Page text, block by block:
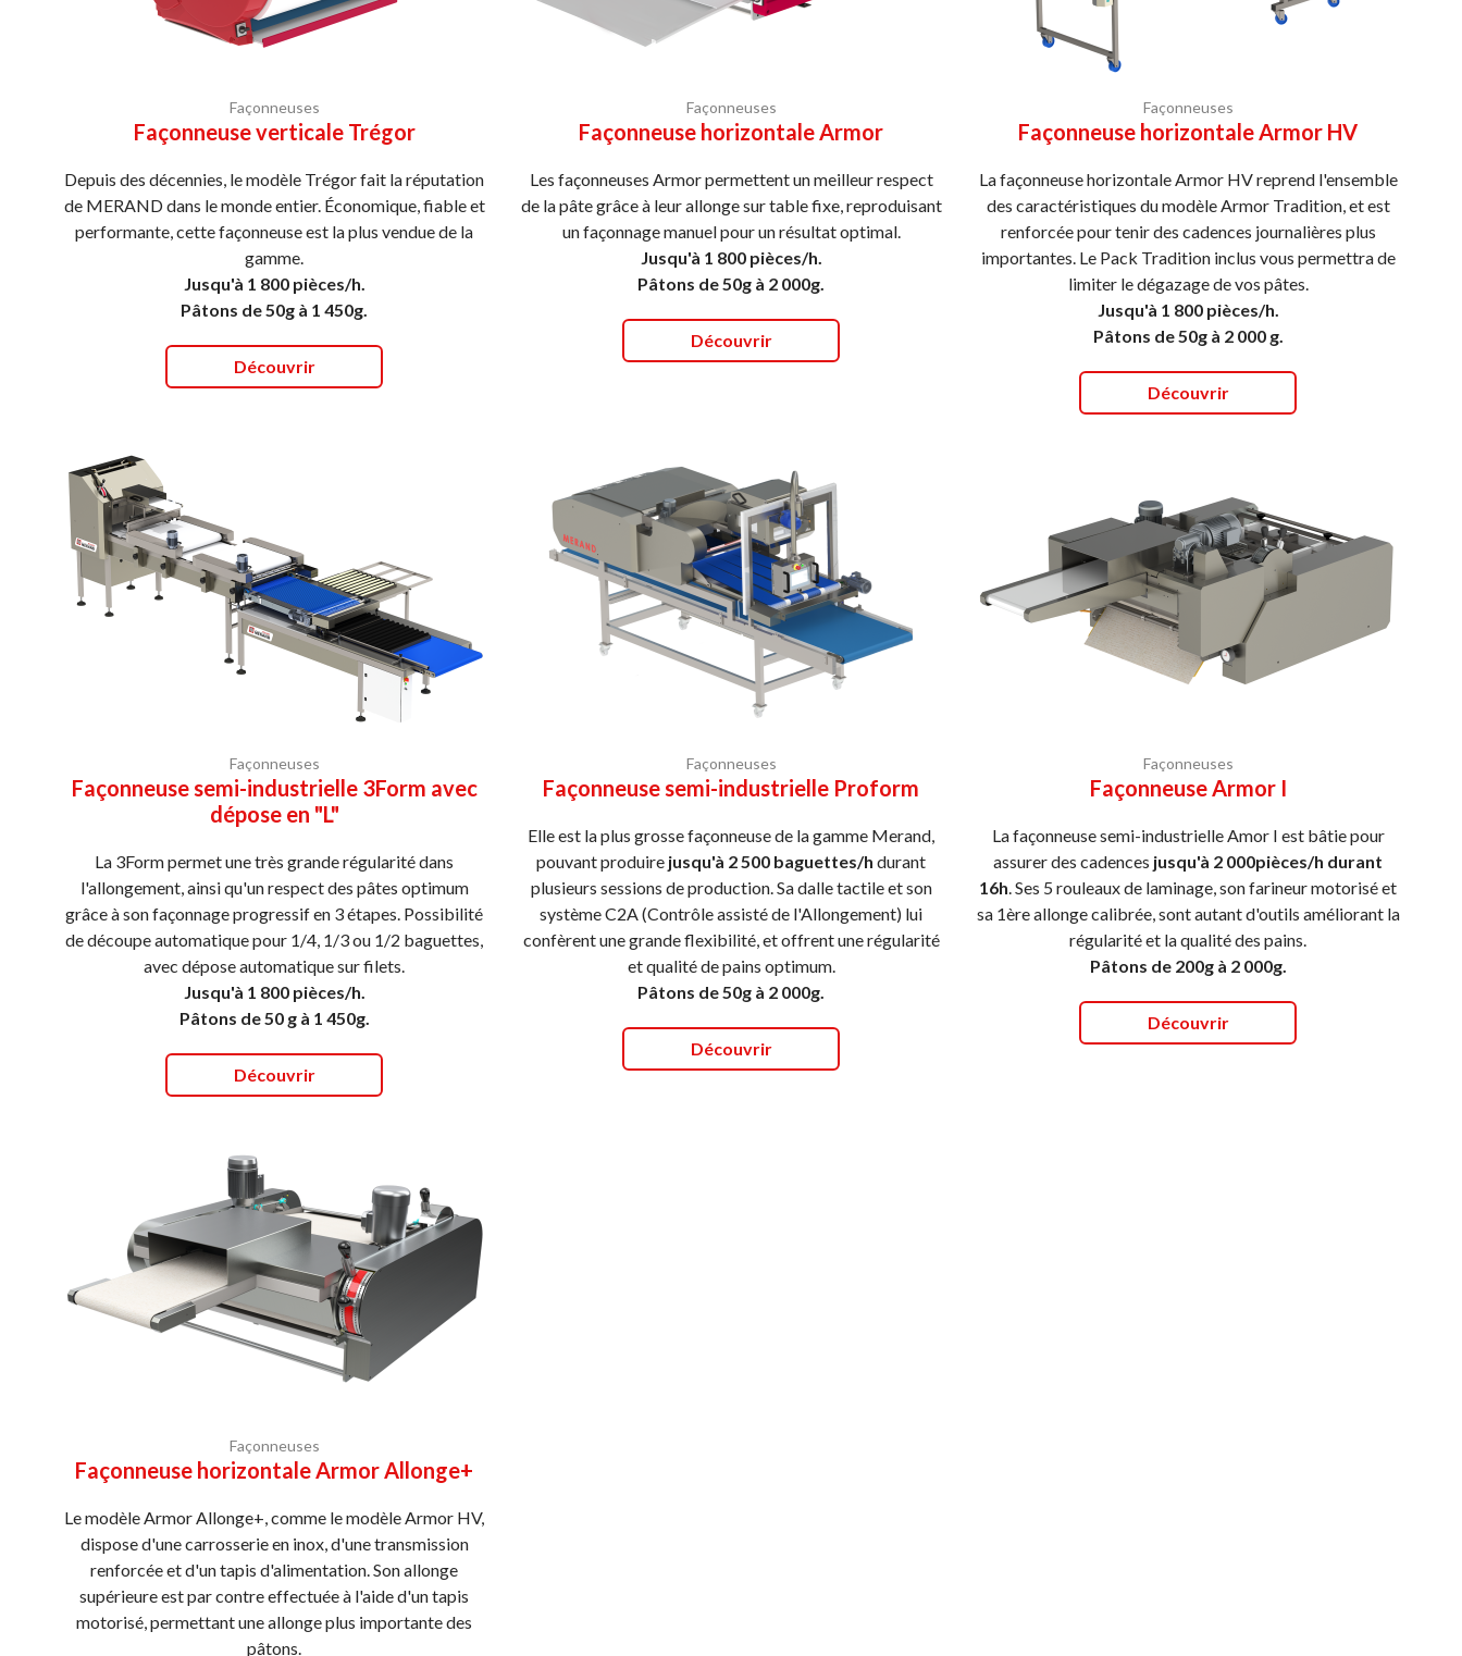
Façonneuses
Façonneuse verticale Trégor
Depuis des décennies, le modèle Trégor fait la réputation
de MERAND dans le monde entier. Économique, fiable et
performante, cette façonneuse est la plus vendue de la
gamme.
Jusqu'à 1 800 pièces/h.
Pâtons de 50g à 1 450g.
Découvrir
Façonneuses
Façonneuse horizontale Armor
Les façonneuses Armor permettent un meilleur respect
de la pâte grâce à leur allonge sur table fixe, reproduisant
un façonnage manuel pour un résultat optimal.
Jusqu'à 1 800 pièces/h.
Pâtons de 50g à 2 000g.
Découvrir
Façonneuses
Façonneuse horizontale Armor HV
La façonneuse horizontale Armor HV reprend l'ensemble
des caractéristiques du modèle Armor Tradition, et est
renforcée pour tenir des cadences journalières plus
importantes. Le Pack Tradition inclus vous permettra de
limiter le dégazage de vos pâtes.
Jusqu'à 1 800 pièces/h.
Pâtons de 50g à 2 000 g.
Découvrir
Façonneuses
Façonneuse semi-industrielle 3Form avec
dépose en "L"
La 3Form permet une très grande régularité dans
l'allongement, ainsi qu'un respect des pâtes optimum
grâce à son façonnage progressif en 3 étapes. Possibilité
de découpe automatique pour 1/4, 1/3 ou 1/2 baguettes,
avec dépose automatique sur filets.
Jusqu'à 1 800 pièces/h.
Pâtons de 50 g à 1 450g.
Découvrir
Façonneuses
Façonneuse semi-industrielle Proform
Elle est la plus grosse façonneuse de la gamme Merand,
pouvant produire jusqu'à 2 500 baguettes/h durant
plusieurs sessions de production. Sa dalle tactile et son
système C2A (Contrôle assisté de l'Allongement) lui
confèrent une grande flexibilité, et offrent une régularité
et qualité de pains optimum.
Pâtons de 50g à 2 000g.
Découvrir
Façonneuses
Façonneuse Armor I
La façonneuse semi-industrielle Amor I est bâtie pour
assurer des cadences jusqu'à 2 000pièces/h durant
16h. Ses 5 rouleaux de laminage, son farineur motorisé et
sa 1ère allonge calibrée, sont autant d'outils améliorant la
régularité et la qualité des pains.
Pâtons de 200g à 2 000g.
Découvrir
Façonneuses
Façonneuse horizontale Armor Allonge+
Le modèle Armor Allonge+, comme le modèle Armor HV,
dispose d'une carrosserie en inox, d'une transmission
renforcée et d'un tapis d'alimentation. Son allonge
supérieure est par contre effectuée à l'aide d'un tapis
motorisé, permettant une allonge plus importante des
pâtons.